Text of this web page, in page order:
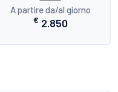
A partire da/al giorno
€ 2.850